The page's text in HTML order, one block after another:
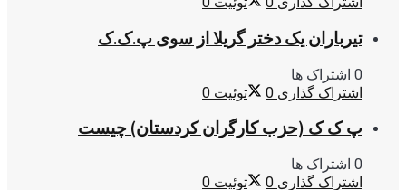
تیرباران یک دختر گریلا از سوی پ.ک.ک
0 اشتراک ها
اشتراک گذاری 0 توئیت 0
پ ک ک (حزب کارگران کردستان) چیست
0 اشتراک ها
اشتراک گذاری 0 توئیت 0